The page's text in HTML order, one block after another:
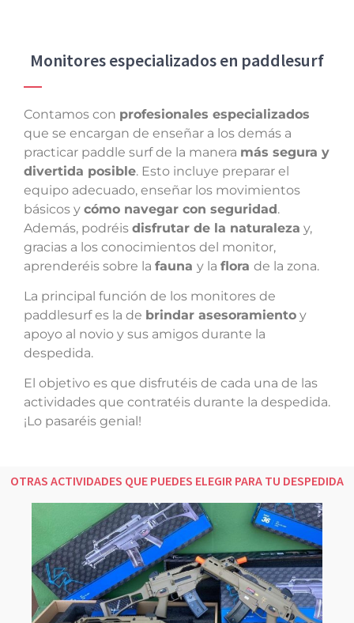
Monitores especializados en paddlesurf
Contamos con profesionales especializados
que se encargan de enseñar a los demás a
practicar paddle surf de la manera más segura y
divertida posible. Esto incluye preparar el
equipo adecuado, enseñar los movimientos
básicos y cómo navegar con seguridad.
Además, podréis disfrutar de la naturaleza y,
gracias a los conocimientos del monitor,
aprenderéis sobre la fauna y la flora de la zona.
La principal función de los monitores de
paddlesurf es la de brindar asesoramiento y
apoyo al novio y sus amigos durante la
despedida.
El objetivo es que disfrutéis de cada una de las
actividades que contratéis durante la despedida.
¡Lo pasaréis genial!
OTRAS ACTIVIDADES QUE PUEDES ELEGIR PARA TU DESPEDIDA